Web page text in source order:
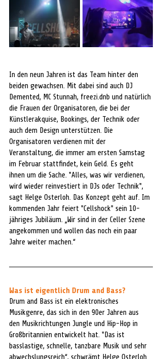
In den neun Jahren ist das Team hinter den
beiden gewachsen. Mit dabei sind auch DJ
Demented, MC Stunnah, freezi.dnb und natürlich
die Frauen der Organisatoren, die bei der
Künstlerakquise, Bookings, der Technik oder
auch dem Design unterstützen. Die
Organisatoren verdienen mit der
Veranstaltung, die immer am ersten Samstag
im Februar stattfindet, kein Geld. Es geht
ihnen um die Sache. "Alles, was wir verdienen,
wird wieder reinvestiert in DJs oder Technik",
sagt Helge Osterloh. Das Konzept geht auf. Im
kommenden Jahr feiert "Cellshock" sein 10-
jähriges Jubiläum. „Wir sind in der Celler Szene
angekommen und wollen das noch ein paar
Jahre weiter machen.“
Was ist eigentlich Drum and Bass?
Drum and Bass ist ein elektronisches
Musikgenre, das sich in den 90er Jahren aus
den Musikrichtungen Jungle und Hip-Hop in
Großbritannien entwickelt hat. "Das ist
basslastige, schnelle, tanzbare Musik und sehr